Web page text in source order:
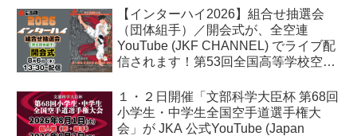
【インターハイ2026】組合せ抽選会
（団体組手）／開会式が、全空連
YouTube (JKF CHANNEL) でライブ配
信されます！第53回全国高等学校空手
１・２日開催「文部科学大臣杯 第68回
小学生・中学生全国空手道選手権大
会」が JKA 公式YouTube (Japan